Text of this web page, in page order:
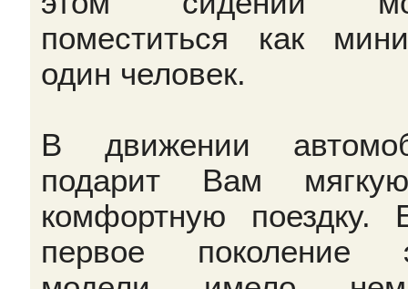
поместиться как
один человек.
В движении
подарит Вам
комфортную поездку.
первое поколение